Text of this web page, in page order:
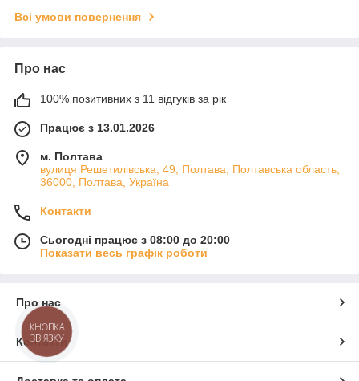
Всі умови повернення
Про нас
100% позитивних з 11 відгуків за рік
Працює з 13.01.2026
м. Полтава
вулиця Решетилівська, 49, Полтава, Полтавська область,
36000, Полтава, Україна
Контакти
Сьогодні працює з 08:00 до 20:00
Показати весь графік роботи
Про нас
Контакти
КНОПКА
ЗВ'ЯЗКУ